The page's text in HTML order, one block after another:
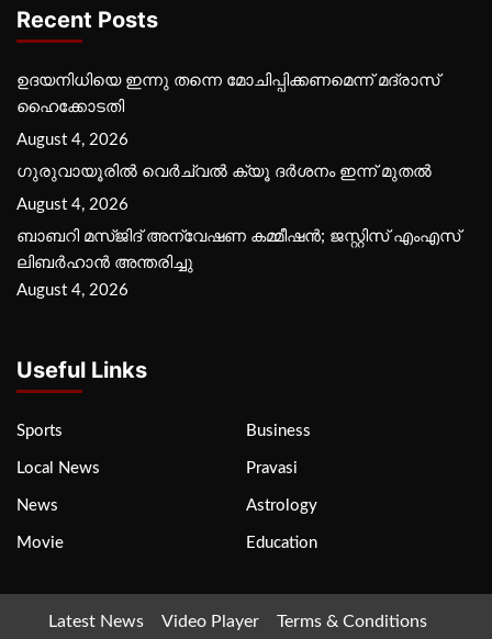
Recent Posts
ഉദയനിധിയെ ഇന്നു തന്നെ മോചിപ്പിക്കണമെന്ന് മദ്രാസ്
ഹൈക്കോടതി
August 4, 2026
ഗുരുവായൂരില്‍ വെര്‍ച്വല്‍ ക്യൂ ദര്‍ശനം ഇന്ന് മുതല്‍
August 4, 2026
ബാബറി മസ്ജിദ് അന്വേഷണ കമ്മീഷന്‍; ജസ്റ്റിസ് എംഎസ്
ലിബര്‍ഹാന്‍ അന്തരിച്ചു
August 4, 2026
Useful Links
Sports Business
Local News Pravasi
News Astrology
Movie Education
Latest News Video Player Terms & Conditions